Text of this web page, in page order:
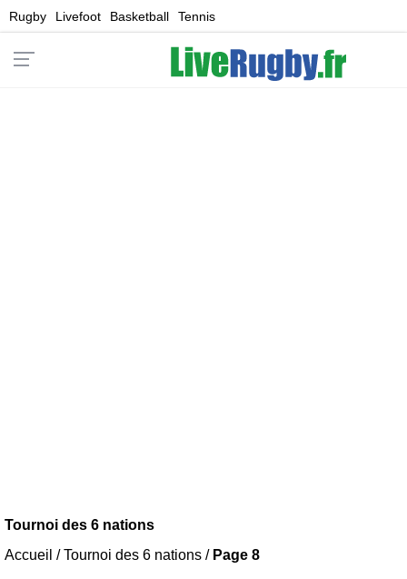
Rugby Livefoot Basketball Tennis
Tournoi des 6 nations
Accueil /Tournoi des 6 nations / Page 8